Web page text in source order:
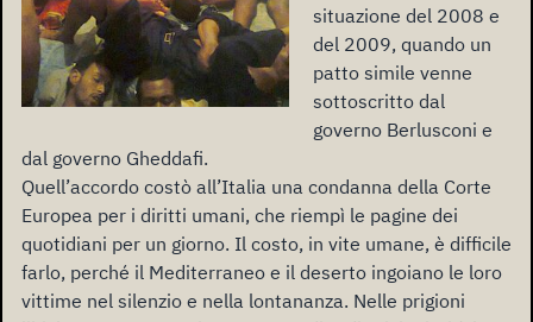
situazione del 2008 e
del 2009, quando un
patto simile venne
sottoscritto dal
governo Berlusconi e
dal governo Gheddafi.
Quell’accordo costò all’Italia una condanna della Corte
Europea per i diritti umani, che riempì le pagine dei
quotidiani per un giorno. Il costo, in vite umane, è difficile
farlo, perché il Mediterraneo e il deserto ingoiano le loro
vittime nel silenzio e nella lontananza. Nelle prigioni